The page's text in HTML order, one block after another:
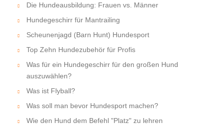
Die Hundeausbildung: Frauen vs. Männer
Hundegeschirr für Mantrailing
Scheunenjagd (Barn Hunt) Hundesport
Top Zehn Hundezubehör für Profis
Was für ein Hundegeschirr für den großen Hund
auszuwählen?
Was ist Flyball?
Was soll man bevor Hundesport machen?
Wie den Hund dem Befehl "Platz" zu lehren